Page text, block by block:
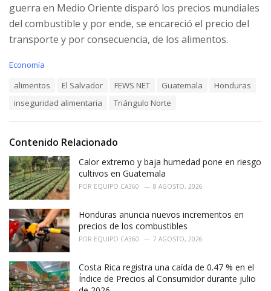
guerra en Medio Oriente disparó los precios mundiales
del combustible y por ende, se encareció el precio del
transporte y por consecuencia, de los alimentos.
C
i
s
:
Economía
alimentos El Salvador FEWS NET Guatemala
Honduras
inseguridad alimentaria
Triángulo Norte
Contenido Relacionado
Calor extremo y baja humedad pone en riesgo
cultivos en Guatemala
POR EQUIPO CA360 8 AGOSTO, 2026
Honduras anuncia nuevos incrementos en
precios de los combustibles
POR EQUIPO CA360 7 AGOSTO, 2026
Costa Rica registra una caída de 0.47 % en el
Índice de Precios al Consumidor durante julio